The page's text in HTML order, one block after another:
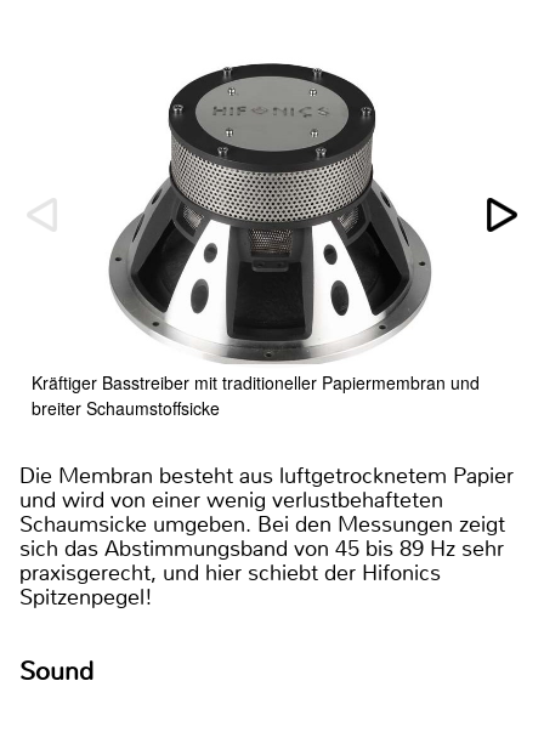
Kräftiger Basstreiber mit traditioneller Papiermembran und
breiter Schaumstoffsicke
Die Membran besteht aus luftgetrocknetem Papier
und wird von einer wenig verlustbehafteten
Schaumsicke umgeben. Bei den Messungen zeigt
sich das Abstimmungsband von 45 bis 89 Hz sehr
praxisgerecht, und hier schiebt der Hifonics
Spitzenpegel!
Sound